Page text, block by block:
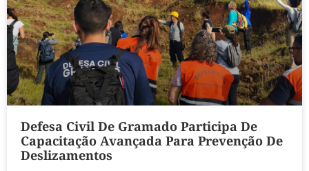
Defesa Civil De Gramado Participa De
Capacitação Avançada Para Prevenção De
Deslizamentos